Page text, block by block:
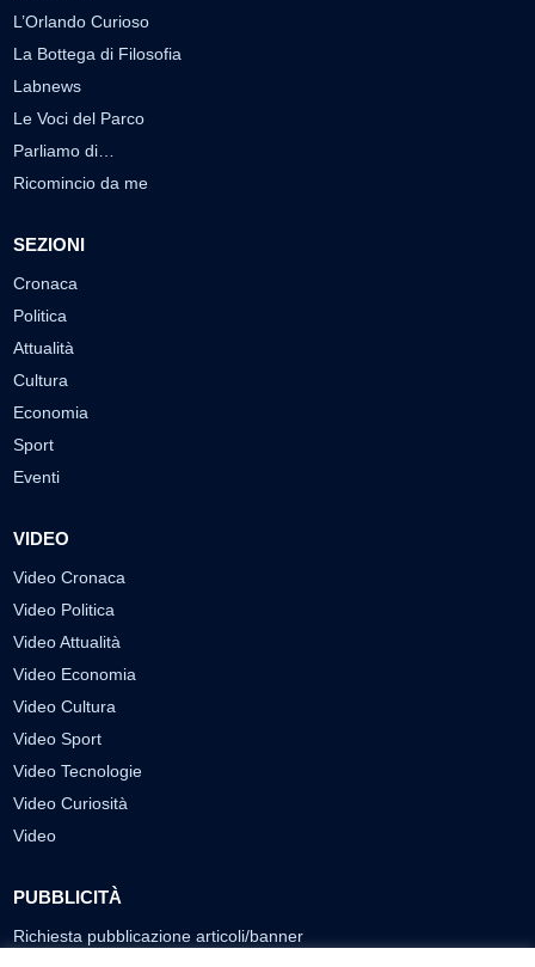
L’Orlando Curioso
La Bottega di Filosofia
Labnews
Le Voci del Parco
Parliamo di…
Ricomincio da me
SEZIONI
Cronaca
Politica
Attualità
Cultura
Economia
Sport
Eventi
VIDEO
Video Cronaca
Video Politica
Video Attualità
Video Economia
Video Cultura
Video Sport
Video Tecnologie
Video Curiosità
Video
PUBBLICITÀ
Richiesta pubblicazione articoli/banner